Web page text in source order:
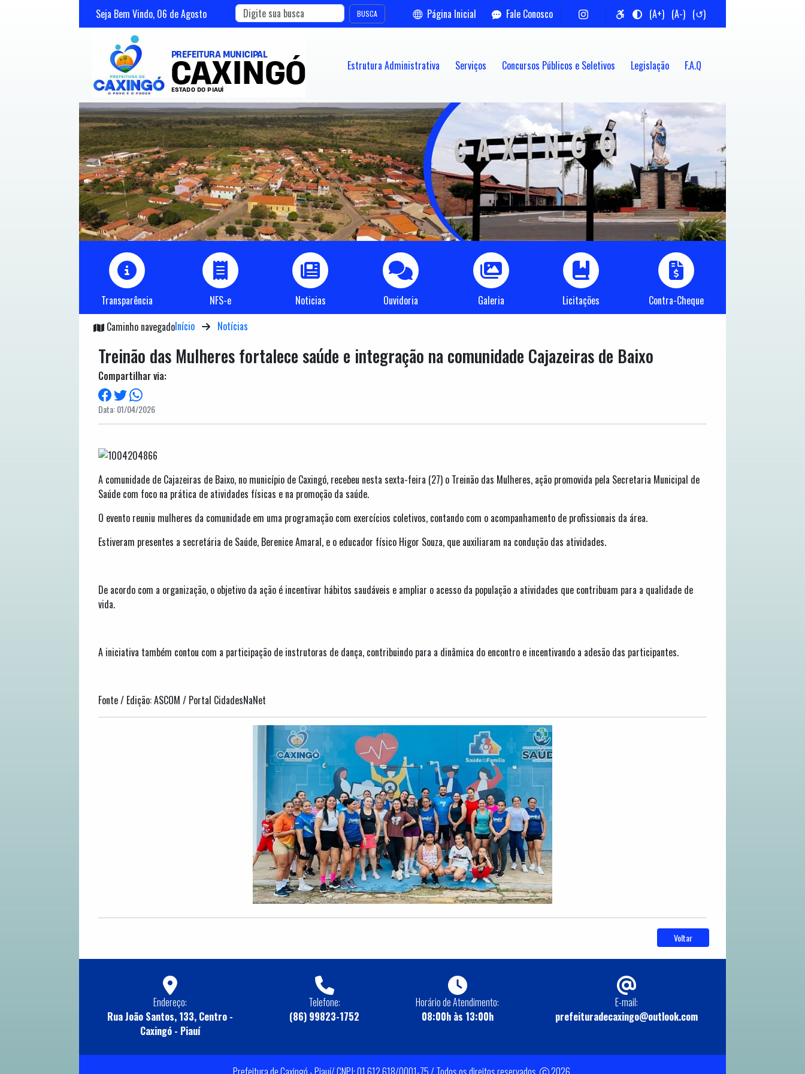
Seja Bem Vindo, 06 deAgosto BUSCA Página Inicial Fale Conosco (A+) (A-) (↺)
Estrutura Administrativa Serviços Concursos Públicos e Seletivos Legislação F.A.Q
Transparência NFS-e Noticias Ouvidoria Galeria Licitações
Contra-Cheque
Caminho navegadoInício Notícias
Treinão das Mulheres fortalece saúde e integração na comunidade Cajazeiras de Baixo
Compartilhar via:
Data: 01/04/2026
A comunidade de Cajazeiras de Baixo, no município de Caxingó, recebeu nesta sexta-feira (27) o Treinão das Mulheres, ação promovida pela Secretaria Municipal de
Saúde com foco na prática de atividades físicas e na promoção da saúde.
O evento reuniu mulheres da comunidade em uma programação com exercícios coletivos, contando com o acompanhamento de profissionais da área.
Estiveram presentes a secretária de Saúde, Berenice Amaral, e o educador físico Higor Souza, que auxiliaram na condução das atividades.
De acordo com a organização, o objetivo da ação é incentivar hábitos saudáveis e ampliar o acesso da população a atividades que contribuam para a qualidade de
vida.
A iniciativa também contou com a participação de instrutoras de dança, contribuindo para a dinâmica do encontro e incentivando a adesão das participantes.
Fonte / Edição: ASCOM / Portal CidadesNaNet
Voltar
Endereço:
Rua João Santos, 133, Centro -
Caxingó - Piauí
Telefone:
(86) 99823-1752
Horário de Atendimento:
08:00h às 13:00h
E-mail:
prefeituradecaxingo@outlook.com